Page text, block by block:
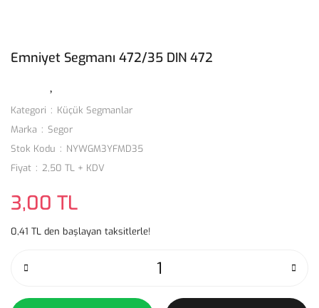
Emniyet Segmanı 472/35 DIN 472
Kategori
Küçük Segmanlar
Marka
Segor
Stok Kodu
NYWGM3YFMD35
Fiyat
2,50 TL + KDV
3,00 TL
0,41 TL den başlayan taksitlerle!